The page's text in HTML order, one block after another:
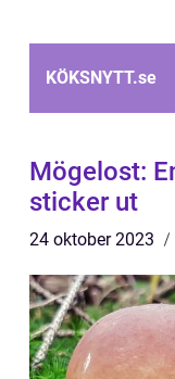
KÖKSNYTT.se
Mögelost:
sticker ut
24 oktober 2023